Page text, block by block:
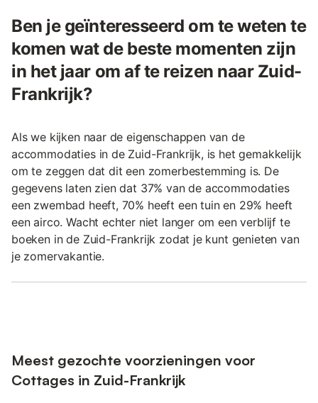
Ben je geïnteresseerd om te weten te
komen wat de beste momenten zijn
in het jaar om af te reizen naar Zuid-
Frankrijk?
Als we kijken naar de eigenschappen van de
accommodaties in de Zuid-Frankrijk, is het gemakkelijk
om te zeggen dat dit een zomerbestemming is. De
gegevens laten zien dat 37% van de accommodaties
een zwembad heeft, 70% heeft een tuin en 29% heeft
een airco. Wacht echter niet langer om een verblijf te
boeken in de Zuid-Frankrijk zodat je kunt genieten van
je zomervakantie.
Meest gezochte voorzieningen voor
Cottages in Zuid-Frankrijk